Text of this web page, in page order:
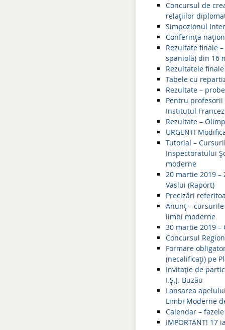
Concursul de
relațiilor
Simpozionul
Conferința
Rezultate finale
spaniolă) din 16
Rezultatele
Tabele cu
Rezultate –
Pentru
Institutul
Rezultate –
URGENT!
Tutorial –
Inspectoratului
moderne
20 martie 2019
Vaslui (Raport)
Precizări
Anunț –
limbi moderne
30 martie 2019
Concursul
Formare
(necalificați) pe
Invitaţie de
I.Ş.J. Buzău
Lansarea
Limbi Moderne
Calendar –
IMPORTANT!